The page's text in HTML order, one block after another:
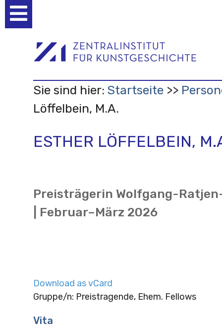
Werkzeuge
Sie sind hier: Startseite
Löffelbein, M.A.
ESTHER LÖFFELBEIN,
Preisträgerin Wolfgang-
| Februar–März 2026
Download as vCard
Gruppe/n: Preistragende, Ehem. Fellows
Vita